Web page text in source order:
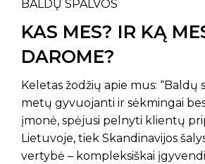
BALDŲ SPALVOS
KAS MES? IR KĄ
DAROME?
Keletas žodžių apie mus: “Baldų
metų gyvuojanti ir sėkmingai
įmonė, spėjusi pelnyti klientų
Lietuvoje, tiek Skandinavijos
vertybė – kompleksiškai